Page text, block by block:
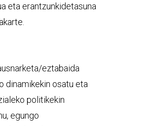
eta erantzunkidetasuna
eztabaida
dinamikekin osatu eta
politikekin
egungo